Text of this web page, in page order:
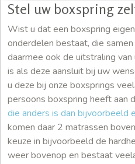
Stel uw boxspring
Wist u dat een boxspring
onderdelen bestaat, die
daarmee ook de uitstraling
is als deze aansluit bij uw
u deze bij onze boxsprings
persoons boxspring heeft aan
die anders is dan bijvoorbeeld
komen daar 2 matrassen
keuze in bijvoorbeeld de
weer bovenop en bestaat